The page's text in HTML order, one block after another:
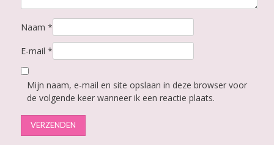
Naam *
E-mail *
Mijn naam, e-mail en site opslaan in deze browser voor
de volgende keer wanneer ik een reactie plaats.